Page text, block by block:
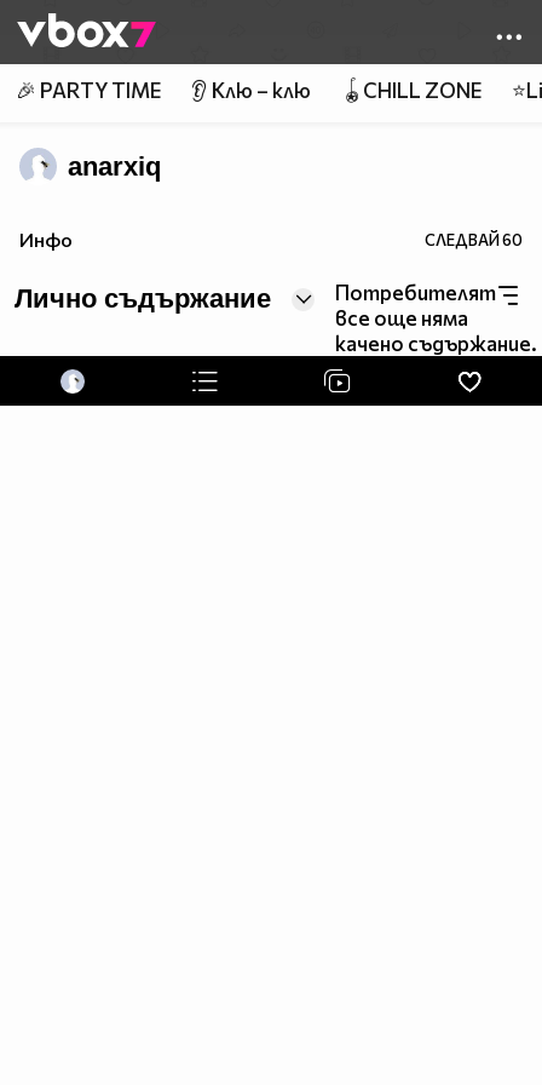
👾
🎉 PARTY TIME 👂 Клю – клю 🪀CHILL ZONE
anarxiq
Инфо СЛЕДВАЙ60
Лично съдържание
Потребителят
все още няма
качено съдържание.